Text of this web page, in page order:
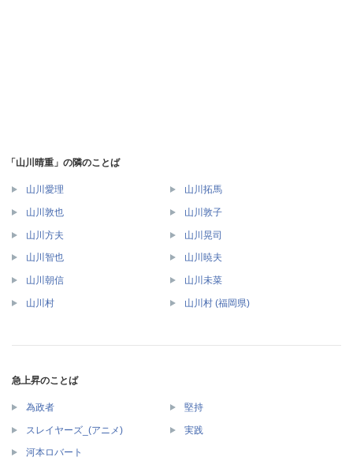
「山川晴重」の隣のことば
山川愛理 山川拓馬
山川敦也 山川敦子
山川方夫 山川晃司
山川智也 山川暁夫
山川朝信 山川未菜
山川村 山川村 (福岡県)
急上昇のことば
為政者 堅持
スレイヤーズ_(アニメ) 実践
河本ロバート